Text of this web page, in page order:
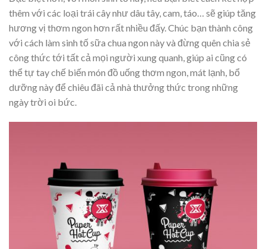
thêm với các loại trái cây như dâu tây, cam, táo… sẽ giúp tăng
hương vị thơm ngon hơn rất nhiều đấy. Chúc bạn thành công
với cách làm sinh tố sữa chua ngon này và đừng quên chia sẻ
công thức tới tất cả mọi người xung quanh, giúp ai cũng có
thể tự tay chế biến món đồ uống thơm ngon, mát lạnh, bổ
dưỡng này để chiêu đãi cả nhà thưởng thức trong những
ngày trời oi bức.